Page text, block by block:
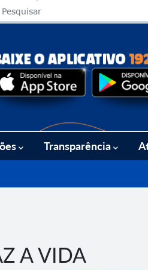
Transparência
A VIDA